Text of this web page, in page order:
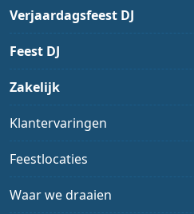
Verjaardagsfeest DJ
Feest DJ
Zakelijk
Klantervaringen
Feestlocaties
Waar we draaien